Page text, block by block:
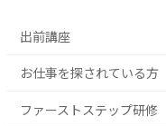
出前講座
お仕事を探されている方
ファーストステップ研修